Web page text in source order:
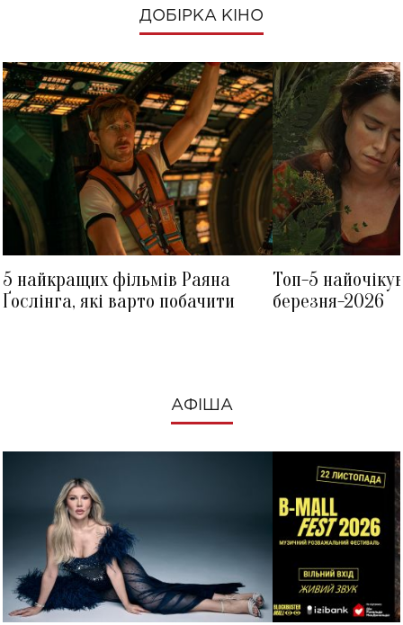
ДОБІРКА КІНО
5 найкращих фільмів Раяна
Ґослінга, які варто побачити
Топ-5
березня-2026
АФІША